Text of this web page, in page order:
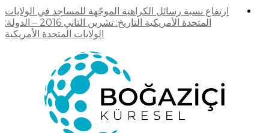
ارتفاع نسبة رسائل الكراهية الموجّهة للمساجد في الولايات
المتحدة الأمريكية التاريخ: تشرين الثاني 2016 – الدولة:
الولايات المتحدة الأمريكية